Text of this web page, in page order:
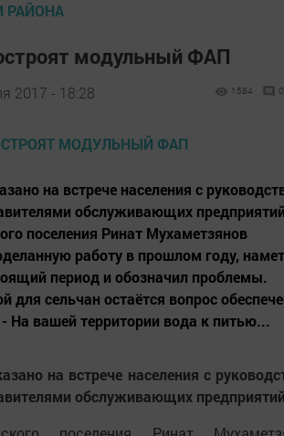
РАЙОНА
модульный ФАП
2017 - 18:28 1584 0
на встрече населения с
обслуживающих
поселения Ринат Мухаметзянов
работу в прошлом году,
период и обозначил проблемы.
для сельчан остаётся вопрос
На вашей территории вода к питью...
на встрече населения с
обслуживающих